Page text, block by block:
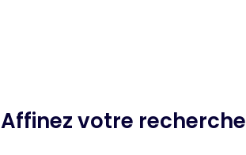
Affinez votre recherche